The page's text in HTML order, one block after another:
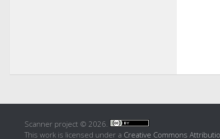
Scanner project © 2026.
This work is licensed under a Creative Commons